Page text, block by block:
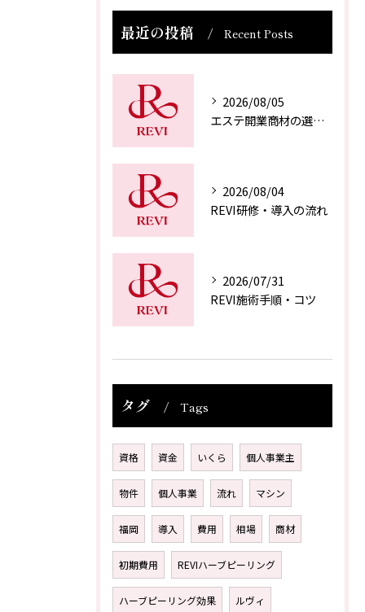
最近の投稿 Recent Posts
2026/08/05
エステ開業商材の選び方
2026/08/04
REVI研修・導入の流れ
2026/07/31
REVI施術手順・コツ
タグ Tags
資格 資金 いくら 個人事業主
物件 個人事業 流れ マシン
福岡 導入 費用 相場 商材
初期費用 REVIハーブピーリング
ハーブピーリング効果 ルヴィ